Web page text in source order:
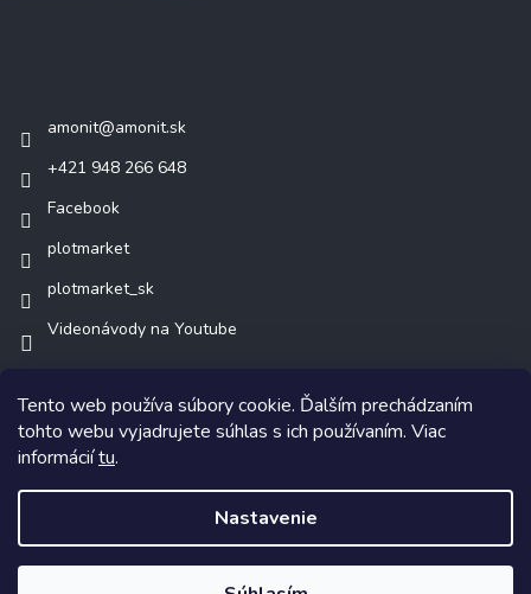
Tento web používa súbory cookie. Ďalším prechádzaním
tohto webu vyjadrujete súhlas s ich používaním. Viac
informáciítu.
Nastavenie
amonit@amonit.sk
+421 948 266 648
Facebook
plotmarket
plotmarket_sk
Videonávody na Youtube
Copyright 2026AMONIT.sk. Všetky práva vyhradené.